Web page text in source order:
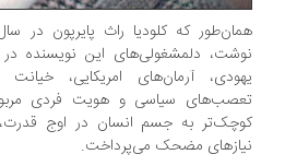
دلمشغولی‌های این نویسنده در سطح
آرمان‌های امریکایی، خیانت به
سیاسی و هویت فردی مربوط
به جسم انسان در اوج قدرت، در
مضحک می‌پرداخت.